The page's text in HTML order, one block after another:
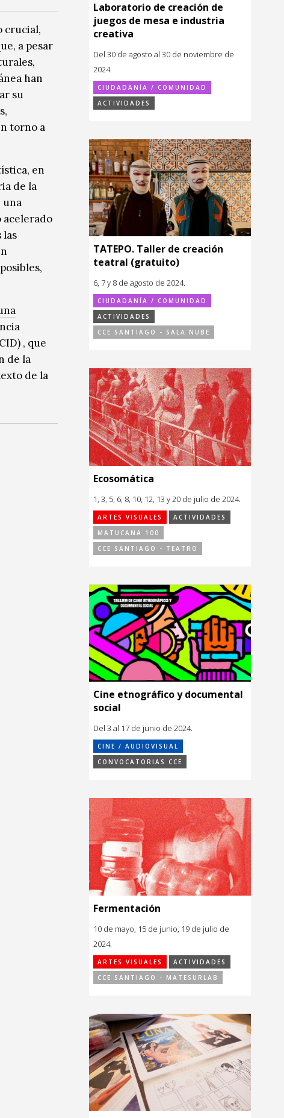
crucial,
a pesar
han
su
torno a
en
de la
una
acelerado
las
, que
de la
de la
Laboratorio de creación de
juegos de mesa e industria
creativa
Del 30 de agosto al 30 de noviembre de
2024.
CIUDADANÍA / COMUNIDAD
ACTIVIDADES
TATEPO. Taller de creación
teatral (gratuito)
6, 7 y 8 de agosto de 2024.
CIUDADANÍA / COMUNIDAD
ACTIVIDADES
CCE SANTIAGO - SALA NUBE
Ecosomática
1, 3, 5, 6, 8, 10, 12, 13 y 20 de julio de 2024.
ARTES VISUALES
ACTIVIDADES
MATUCANA 100
CCE SANTIAGO - TEATRO
Cine etnográfico y documental
social
Del 3 al 17 de junio de 2024.
CINE / AUDIOVISUAL
CONVOCATORIAS CCE
Fermentación
10 de mayo, 15 de junio, 19 de julio de
2024.
ARTES VISUALES
ACTIVIDADES
CCE SANTIAGO - MATESURLAB